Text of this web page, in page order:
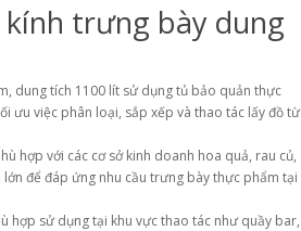
kính trưng bày dung
dung tích 1100 lít sử dụng tủ bảo quản thực
ưu việc phân loại, sắp xếp và thao tác lấy đồ từ
hợp với các cơ sở kinh doanh hoa quả, rau củ,
để đáp ứng nhu cầu trưng bày thực phẩm tại
hợp sử dụng tại khu vực thao tác như quầy bar,